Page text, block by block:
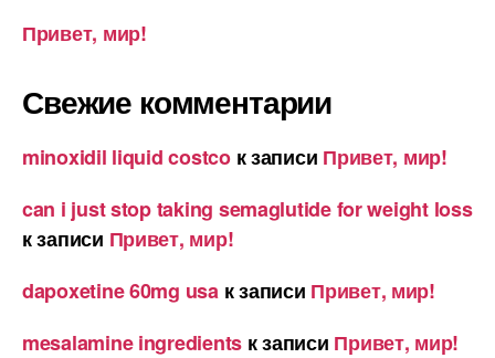
Привет, мир!
Свежие комментарии
minoxidil liquid costcoк записи Привет, мир!
can i just stop taking semaglutide for weight loss
к записи Привет, мир!
dapoxetine 60mg usaк записи Привет, мир!
mesalamine ingredients к записи Привет, мир!